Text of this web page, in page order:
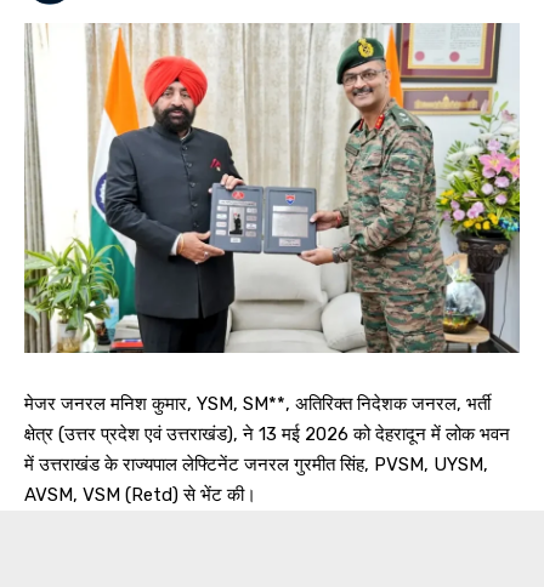
मेजर जनरल मनिश कुमार, YSM, SM**, अतिरिक्त निदेशक जनरल, भर्ती
क्षेत्र (उत्तर प्रदेश एवं उत्तराखंड), ने 13 मई 2026 को देहरादून में लोक भवन
में उत्तराखंड के राज्यपाल लेफ्टिनेंट जनरल गुरमीत सिंह, PVSM, UYSM,
AVSM, VSM (Retd) से भेंट की।